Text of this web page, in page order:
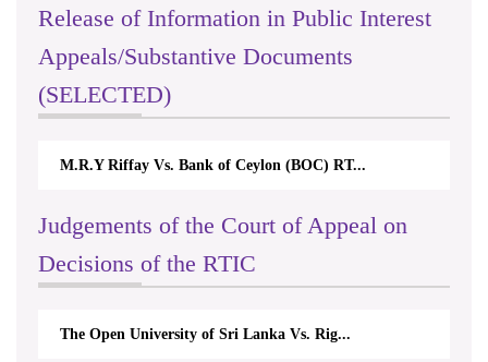
Release of Information in Public Interest
Appeals/Substantive Documents
(SELECTED)
M.R.Y Riffay Vs. Bank of Ceylon (BOC) RT...
Judgements of the Court of Appeal on
Decisions of the RTIC
The Open University of Sri Lanka Vs. Rig...